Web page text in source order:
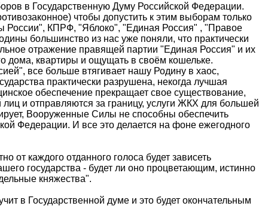
в Государственную Думу Российской Федерации.
чтобы допустить к этим выборам только
России", КПРФ, "Яблоко", "Единая Россия" , "Правое
большинство из нас уже поняли, что практически
отражение правящей партии "Единая Россия" и их
дома, квартиры и ощущать в своём кошельке.
все больше втягивает нашу Родину в хаос,
практически разрушена, некогда лучшая
обеспечение прекращает свое существование,
и отправляются за границу, услуги ЖКХ для большей
Вооруженные Силы не способны обеспечить
Федерации. И все это делается на фоне ежегодного
каждого отданного голоса будет зависеть
государства - будет ли оно процветающим, истинно
княжества".
в Государственной думе и это будет окончательным